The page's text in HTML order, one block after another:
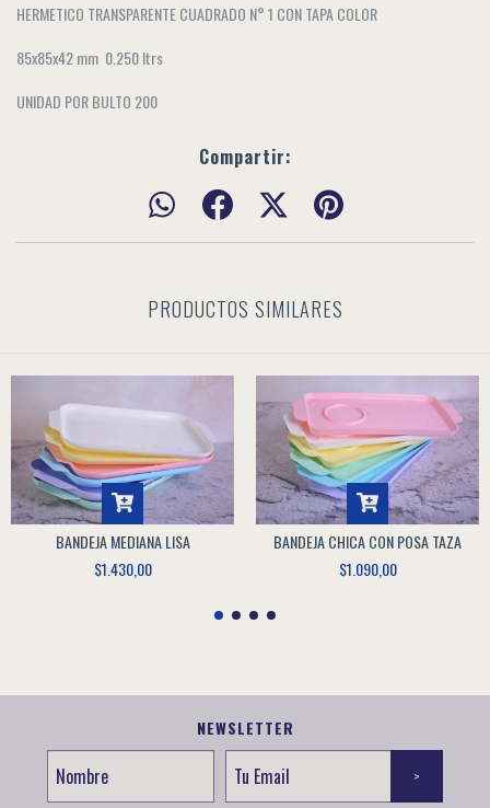
HERMETICO TRANSPARENTE CUADRADO N° 1 CON TAPA COLOR
85x85x42 mm 0.250 ltrs
UNIDAD POR BULTO 200
Compartir:
PRODUCTOS SIMILARES
BANDEJA MEDIANA LISA
$1.430,00
BANDEJA CHICA CON POSA TAZA
$1.090,00
NEWSLETTER